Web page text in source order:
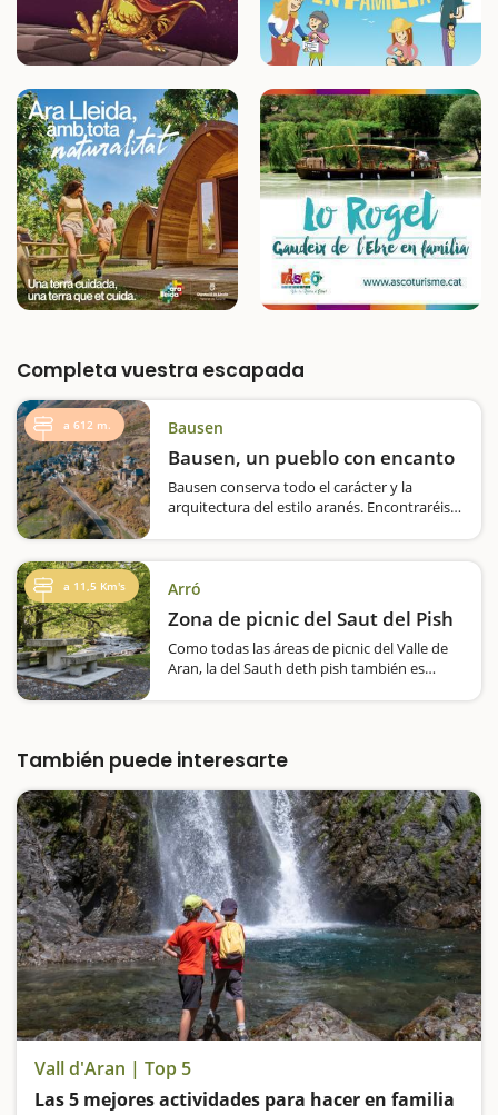
Completa vuestra escapada
a 612 m. Bausen
Bausen, un pueblo con encanto
Bausen conserva todo el carácter y la
arquitectura del estilo aranés. Encontraréis
postal. Bausen también es conocido por…
a 11,5 Km's Arró
Zona de picnic del Saut del Pish
Como todas las áreas de picnic del Valle de
Aran, la del Sauth deth pish también es
niños…
También puede interesarte
Vall d'Aran | Top 5
Las 5 mejores actividades para hacer en familia